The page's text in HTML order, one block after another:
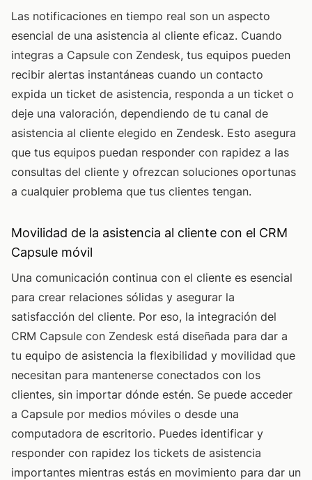
Las notificaciones en tiempo real son un aspecto
esencial de una asistencia al cliente eficaz. Cuando
integras a Capsule con Zendesk, tus equipos pueden
recibir alertas instantáneas cuando un contacto
expida un ticket de asistencia, responda a un ticket o
deje una valoración, dependiendo de tu canal de
asistencia al cliente elegido en Zendesk. Esto asegura
que tus equipos puedan responder con rapidez a las
consultas del cliente y ofrezcan soluciones oportunas
a cualquier problema que tus clientes tengan.
Movilidad de la asistencia al cliente con el CRM
Capsule móvil
Una comunicación continua con el cliente es esencial
para crear relaciones sólidas y asegurar la
satisfacción del cliente. Por eso, la integración del
CRM Capsule con Zendesk está diseñada para dar a
tu equipo de asistencia la flexibilidad y movilidad que
necesitan para mantenerse conectados con los
clientes, sin importar dónde estén. Se puede acceder
a Capsule por medios móviles o desde una
computadora de escritorio. Puedes identificar y
responder con rapidez los tickets de asistencia
importantes mientras estás en movimiento para dar un